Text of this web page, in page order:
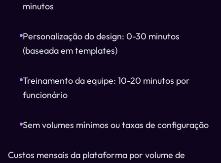
minutos
Personalização do design: 0-30 minutos
(baseada em templates)
Treinamento da equipe: 10-20 minutos por
funcionário
Sem volumes mínimos ou taxas de configuração
Custos mensais da plataforma por volume de